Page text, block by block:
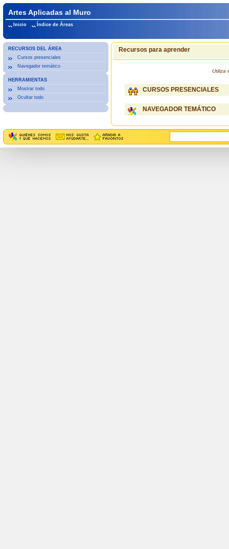
Artes Aplicadas al Muro
Inicio Índice de Áreas
RECURSOS DEL ÁREA
Cursos presenciales
Navegador temático
HERRAMIENTAS
Mostrar todo
Ocultar todo
Recursos para aprender
Utiliza
CURSOS PRESENCIALES
NAVEGADOR TEMÁTICO